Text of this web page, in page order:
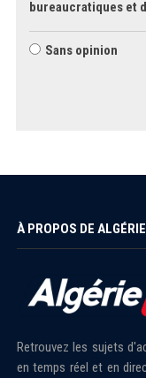
bureaucratiques et
Sans opinion
À PROPOS DE
Retrouvez les sujets
en temps réel et en